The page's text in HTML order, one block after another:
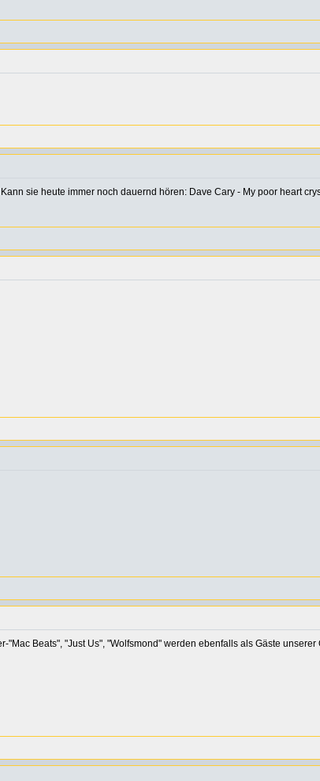
sie heute immer noch dauernd hören: Dave Cary - My poor heart
"Mac Beats", "Just Us", "Wolfsmond" werden ebenfalls als Gäste